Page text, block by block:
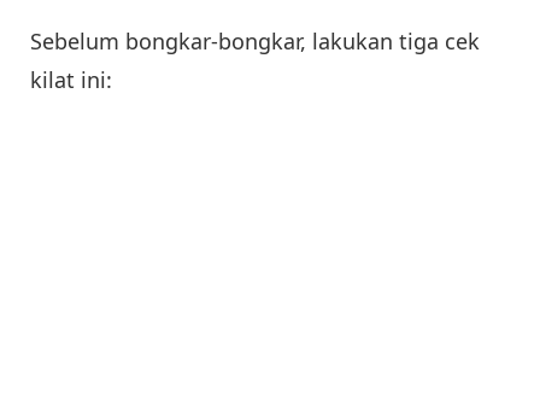
Sebelum bongkar-bongkar, lakukan tiga cek
kilat ini: